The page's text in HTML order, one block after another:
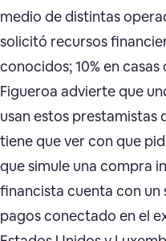
medio de distintas
solicitó recursos
conocidos; 10% en casas
Figueroa advierte que
usan estos prestamistas
tiene que ver con que
que simule una compra
financista cuenta con
pagos conectado en el